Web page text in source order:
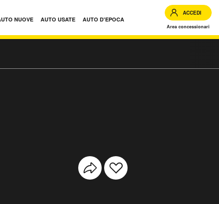
NUOVE AUTO USATE AUTO D'EPOCA
ACCEDI
Area concessionari